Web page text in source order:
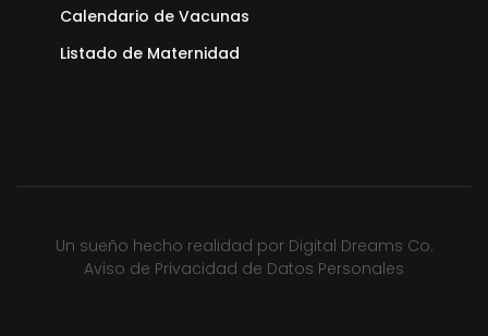
Calendario de Vacunas
Listado de Maternidad
Un sueño hecho realidad por Digital Dreams Co.
Aviso de Privacidad de Datos Personales